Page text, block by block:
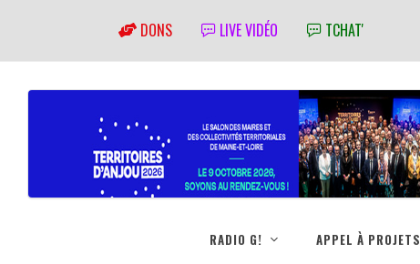
DONS LIVE VIDÉO TCHAT'
RADIO G! APPEL À PROJETS